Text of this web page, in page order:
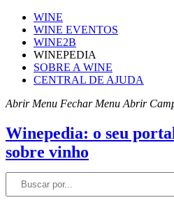
WINE
WINE EVENTOS
WINE2B
WINEPEDIA
SOBRE A WINE
CENTRAL DE AJUDA
Abrir Menu Fechar Menu Abrir
Winepedia: o seu
sobre vinho